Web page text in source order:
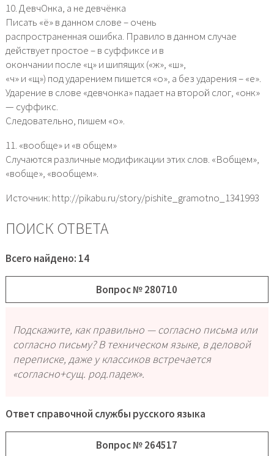
10. ДевчОнка, а не девчёнка
Писать «ё» в данном слове – очень
распространенная ошибка. Правило в данном случае
действует простое – в суффиксе и в
окончании после «ц» и шипящих («ж», «ш»,
«ч» и «щ») под ударением пишется «о», а без ударения – «е».
Ударение в слове «девчонка» падает на второй слог, «онк»
— суффикс.
Следовательно, пишем «о».
11. «вообще» и «в общем»
Случаются различные модификации этих слов. «Вобщем»,
«вобще», «вообщем».
Источник: http://pikabu.ru/story/pishite_gramotno_1341993
ПОИСК ОТВЕТА
Всего найдено: 14
Вопрос № 280710
Подскажите, как правильно — согласно письма или
согласно письму? В техническом языке, в деловой
переписке, даже у классиков встречается
«согласно+сущ. род.падеж».
Ответ справочной службы русского языка
Вопрос № 264517